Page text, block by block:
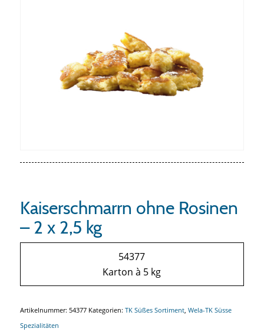
Kaiserschmarrn ohne Rosinen
– 2 x 2,5 kg
54377
Karton à 5 kg
Artikelnummer: 54377 Kategorien: TK Süßes Sortiment, Wela-TK Süsse
Spezialitäten